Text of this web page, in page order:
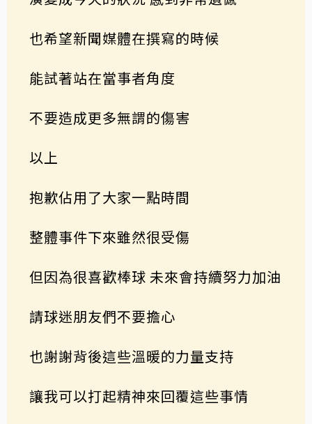
也希望新聞媒體在撰寫的時候
能試著站在當事者角度
不要造成更多無謂的傷害
以上
抱歉佔用了大家一點時間
整體事件下來雖然很受傷
但因為很喜歡棒球 未來會持續努力加油
請球迷朋友們不要擔心
也謝謝背後這些溫暖的力量支持
讓我可以打起精神來回覆這些事情